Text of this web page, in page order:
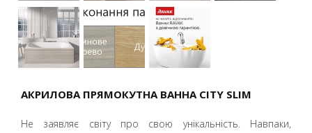
АКРИЛОВА ПРЯМОКУТНА ВАННА CITY SLIM
Не заявляє світу про свою унікальність. Навпаки,